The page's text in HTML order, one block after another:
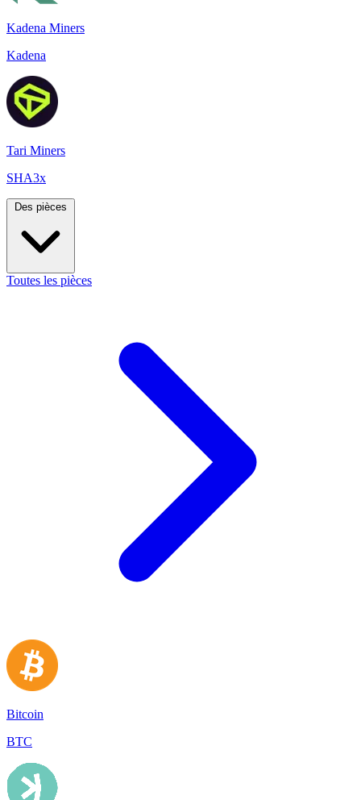
Kadena Miners
Kadena
Tari Miners
SHA3x
Des pièces
Toutes les pièces
Bitcoin
BTC